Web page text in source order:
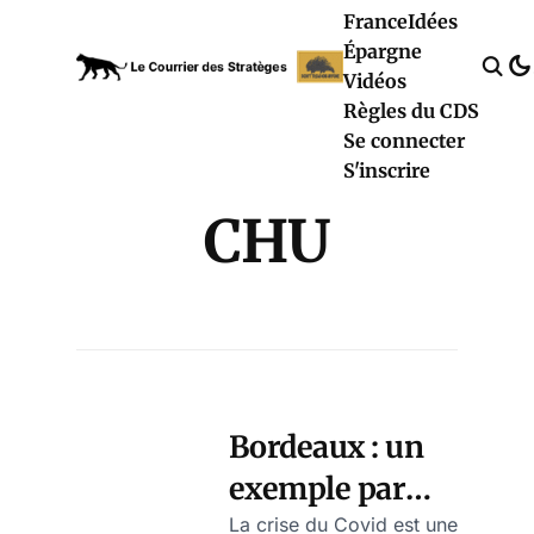
FranceIdées
Épargne
Vidéos
Règles du CDS
Se connecter
S'inscrire
CHU
Bordeaux : un
exemple parmi
La crise du Covid est une